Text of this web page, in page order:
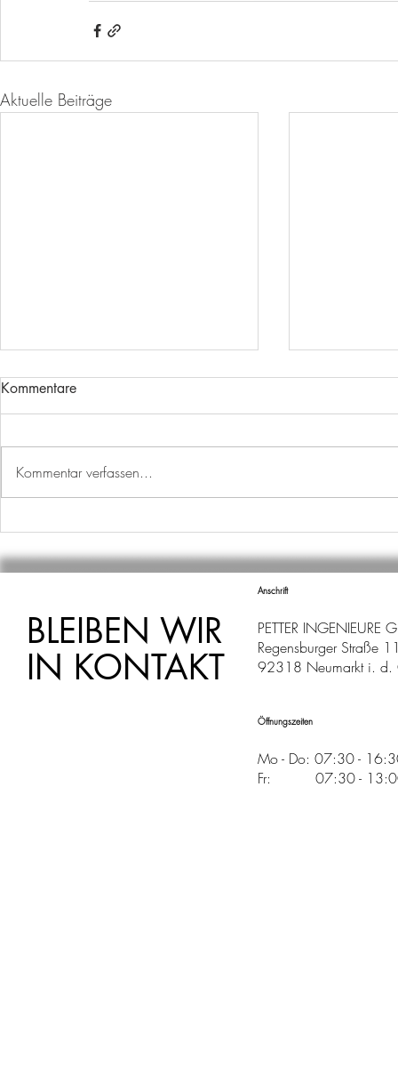
Aktuelle Beiträge
Kommentare
Kommentar verfassen...
BLEIBEN WIR
IN KONTAKT
Anschrift
PETTER INGENIEURE
Regensburger Straße
92318 Neumarkt i. d.
Öffnungszeiten
Mo - Do: 07:30 -
Fr: 07:30 -